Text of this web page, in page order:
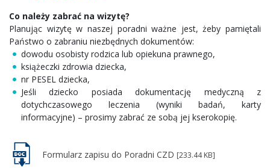
Co należy zabrać na wizytę?
Planując wizytę w naszej poradni ważne jest, żeby pamiętali
Państwo o zabraniu niezbędnych dokumentów:
dowodu osobisty rodzica lub opiekuna prawnego,
książeczki zdrowia dziecka,
nr PESEL dziecka,
Jeśli dziecko posiada dokumentację medyczną z
dotychczasowego leczenia (wyniki badań, karty
informacyjne) – prosimy zabrać ze sobą jej kserokopię.
Formularz zapisu do Poradni CZD [233.44 KB]